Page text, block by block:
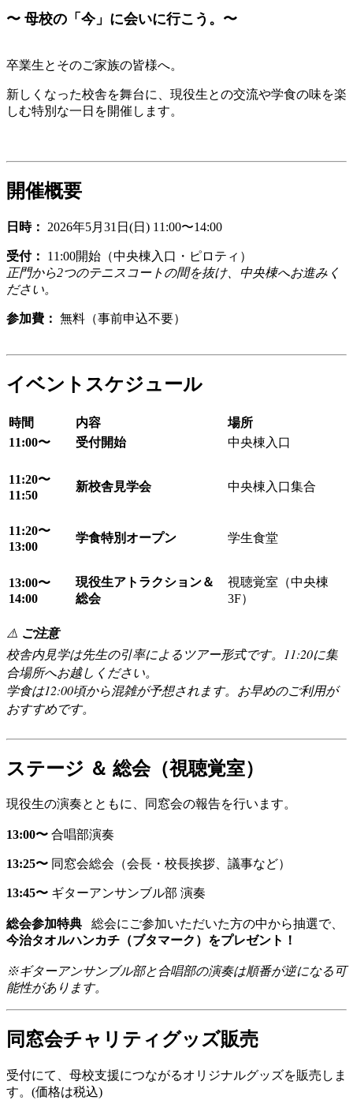
〜 母校の「今」に会いに行こう。〜
卒業生とそのご家族の皆様へ。
新しくなった校舎を舞台に、現役生との交流や学食の味を楽
しむ特別な一日を開催します。
開催概要
日時： 2026年5月31日(日) 11:00〜14:00
受付：
11:00開始（中央棟入口・ピロティ）
正門から2つのテニスコートの間を抜け、中央棟へお進みく
ださい。
参加費： 無料（事前申込不要）
イベントスケジュール
時間 内容
場所
11:00〜
受付開始 中央棟入口
11:20〜
11:50
新校舎見学会 中央棟入口集合
11:20〜
13:00
学食特別オープン 学生食堂
13:00〜
14:00
現役生アトラクション＆
総会
視聴覚室（中央棟
3F）
⚠️ ご注意
校舎内見学は先生の引率によるツアー形式です。11:20に集
合場所へお越しください。
学食は12:00頃から混雑が予想されます。お早めのご利用が
おすすめです。
ステージ ＆ 総会（視聴覚室）
現役生の演奏とともに、同窓会の報告を行います。
13:00〜 合唱部演奏
13:25〜 同窓会総会（会長・校長挨拶、議事など）
13:45〜 ギターアンサンブル部 演奏
総会参加特典 総会にご参加いただいた方の中から抽選で、
今治タオルハンカチ（ブタマーク）をプレゼント！
※ギターアンサンブル部と合唱部の演奏は順番が逆になる可
能性があります。
同窓会チャリティグッズ販売
受付にて、母校支援につながるオリジナルグッズを販売しま
す。(価格は税込)